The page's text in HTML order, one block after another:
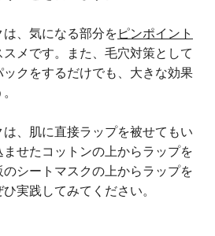
、気になる部分を ピンポイント
メです。また、毛穴対策として
クをするだけでも、大きな効果
、肌に直接ラップを被せてもい
せたコットンの上からラップを
シートマスクの上からラップを
実践してみてください。